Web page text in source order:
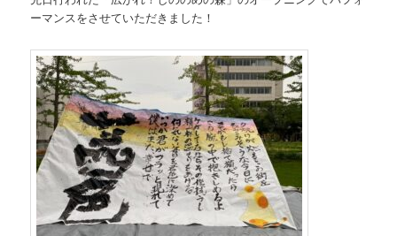
ーマンスをさせていただきました！